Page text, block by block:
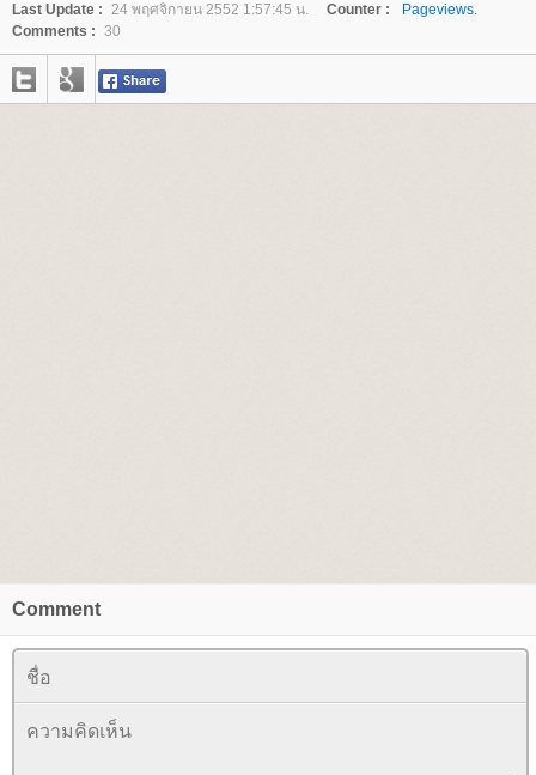
Last Update : 24 พฤศจิกายน 2552 1:57:45 น. Counter :
Pageviews.
Comments : 30
Comment